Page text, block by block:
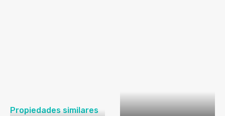
Propiedades similares